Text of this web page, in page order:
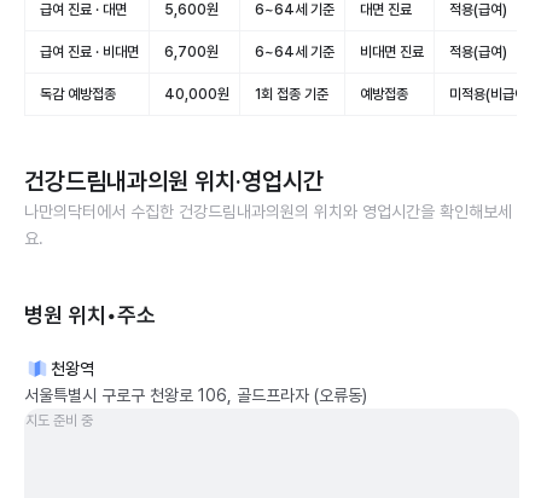
급여 진료 · 대면 5,600원 6~64세 기준 대면 진료 적용(급여)
급여 진료 · 비대면 6,700원 6~64세 기준 비대면 진료 적용(급여)
독감 예방접종 40,000원 1회 접종 기준 예방접종 미적용(비급여)
건강드림내과의원 위치·영업시간
나만의닥터에서 수집한 건강드림내과의원의 위치와 영업시간을 확인해보세
요.
병원 위치•주소
천왕역
서울특별시 구로구 천왕로 106, 골드프라자 (오류동)
지도 준비 중